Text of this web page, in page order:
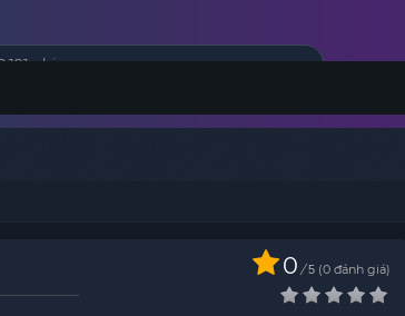
0 / 5 0 đánh giá